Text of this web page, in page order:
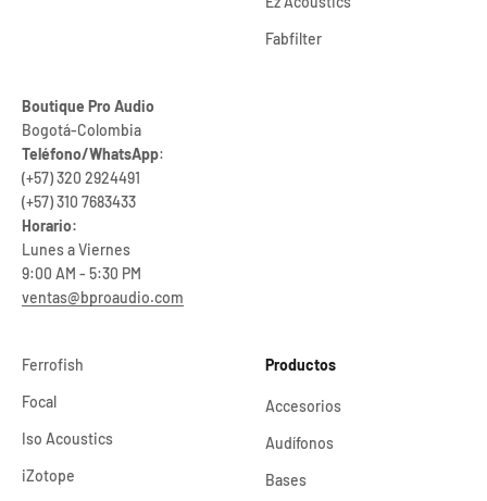
Boutique Pro Audio
Bogotá-Colombia
Teléfono/WhatsApp:
(+57) 320 2924491
(+57) 310 7683433
Horario:
Lunes a Viernes
9:00 AM - 5:30 PM
ventas@bproaudio.com
Fabfilter
Ferrofish
Focal
Iso Acoustics
iZotope
Productos
Accesorios
Audífonos
Bases